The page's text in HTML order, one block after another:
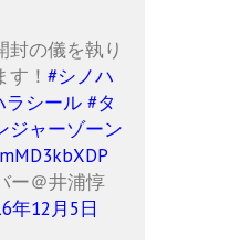
封の儀を執り
！ #シノハ
ラシール #タ
ジャーゾーン
ー＠井浦惇
年12月5日